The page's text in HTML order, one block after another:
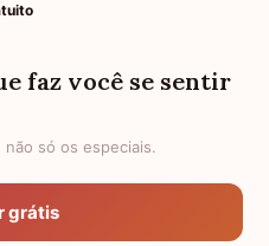
Aniversário
FALTAM 3 DIAS PARA O MEU
ANIVERSÁRIO
faz você se sentir
não só os especiais.
grátis